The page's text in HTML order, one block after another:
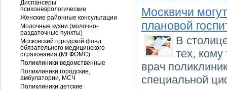
Москвичи
плановой
В
тех, кому
врач
специальной
Диспансеры
психоневрологические
Женские районные консультации
Молочные кухни (молочно-
раздаточные пункты)
Московский городской фонд
обязательного медицинского
страхования (МГФОМС)
Поликлиники ведомственные
Поликлиники городские,
амбулатории, МСЧ
Поликлиники детские